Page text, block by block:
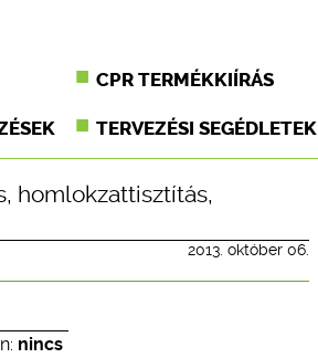
CPR TERMÉKKIÍRÁS
TERVEZÉSI SEGÉDLETEK
, homlokzattisztítás,
2013. október 06.
nincs